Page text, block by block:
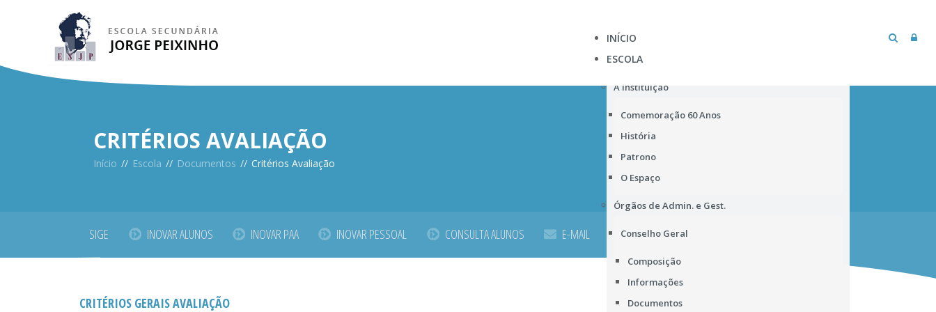
INÍCIO
ESCOLA
A Instituição
Comemoração 60 Anos
História
Patrono
O Espaço
Órgãos de Admin. e Gest.
Conselho Geral
Composição
Informações
Documentos
CRITÉRIOS AVALIAÇÃO
Início // Escola // Documentos // Critérios Avaliação
SIGE INOVAR ALUNOS INOVAR PAA INOVAR PESSOAL CONSULTA ALUNOS E-MAIL MICROSOFT TEAMS
CRITÉRIOS GERAIS AVALIAÇÃO